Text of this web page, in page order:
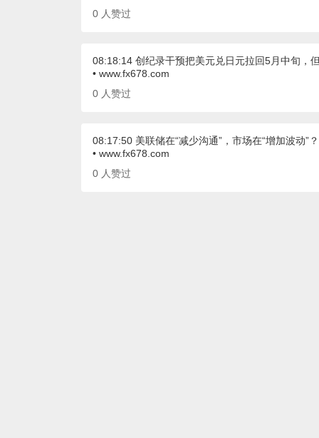
0 人赞过
08:18:14 创纪录干预把美元兑日元拉回5月中旬，
• www.fx678.com
0 人赞过
08:17:50 美联储在“减少沟通”，市场在“增加波动”？
• www.fx678.com
0 人赞过